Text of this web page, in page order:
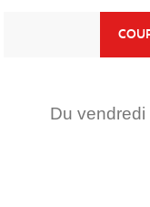
Du vendredi